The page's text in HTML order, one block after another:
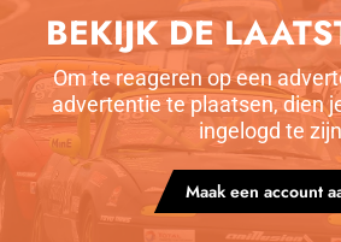
BEKIJK DE
Om te reageren op een
advertentie te plaatsen, dien
ingelogd te zijn
Maak een account